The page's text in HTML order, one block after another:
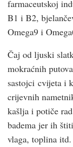
farmaceutskoj
B1 i B2,
Omega9 i
Čaj od ljuski
mokraćnih
sastojci cvijeta i
crijevnih
kašlja i potiče
badema jer ih
vlaga, toplina